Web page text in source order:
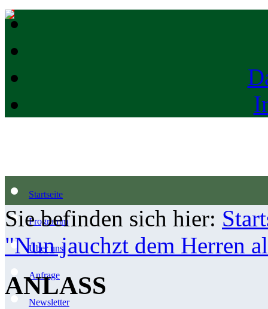
Startseite
Programm
Über uns
Anfrage
Newsletter
Sie befinden sich hier:
"Nun jauchzt dem Herren
ANLASS